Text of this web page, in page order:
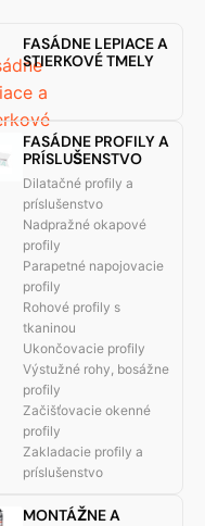
FASÁDNE LEPIACE A
STIERKOVÉ TMELY
FASÁDNE PROFILY A
PRÍSLUŠENSTVO
Dilatačné profily a
príslušenstvo
Nadpražné okapové
profily
Parapetné napojovacie
profily
Rohové profily s
tkaninou
Ukončovacie profily
Výstužné rohy, bosážne
profily
Začišťovacie okenné
profily
Zakladacie profily a
príslušenstvo
MONTÁŽNE A